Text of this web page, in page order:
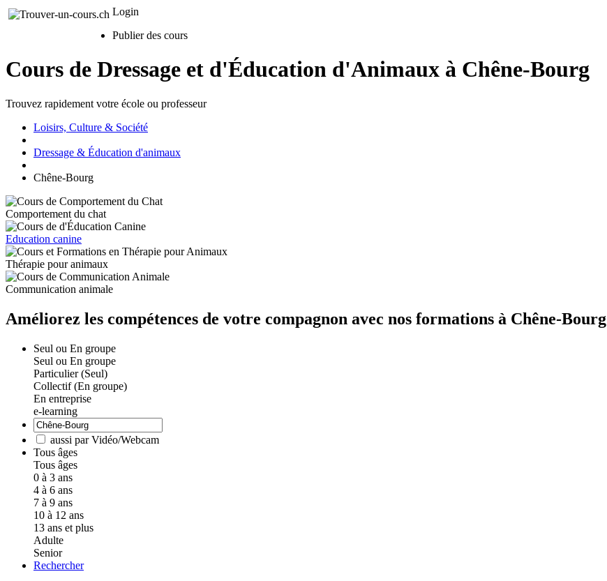
Login
Publier des cours
Cours de Dressage et d'Éducation d'Animaux à Chêne-Bourg
Trouvez rapidement votre école ou professeur
Loisirs, Culture & Société
Dressage & Éducation d'animaux
Chêne-Bourg
Comportement du chat
Education canine
Thérapie pour animaux
Communication animale
Améliorez les compétences de votre compagnon avec nos formations à Chêne-Bourg
Seul ou En groupe
Seul ou En groupe
Particulier (Seul)
Collectif (En groupe)
En entreprise
e-learning
aussi par Vidéo/Webcam
Tous âges
Tous âges
0 à 3 ans
4 à 6 ans
7 à 9 ans
10 à 12 ans
13 ans et plus
Adulte
Senior
Rechercher